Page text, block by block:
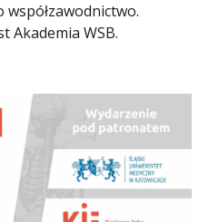
Akademia WSB.